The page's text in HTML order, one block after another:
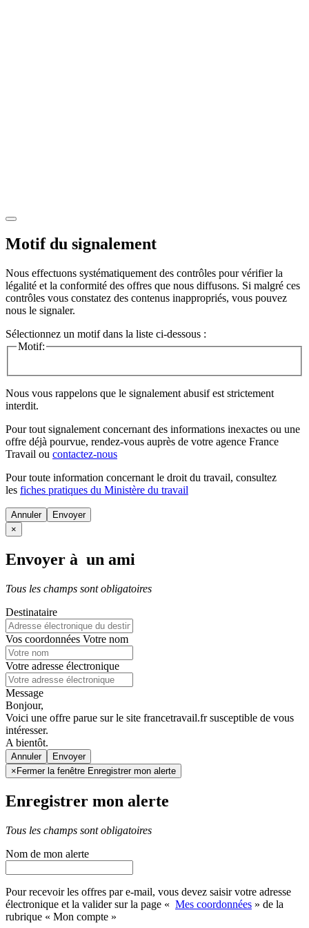
Motif du signalement
Nous effectuons systématiquement des contrôles pour vérifier la
légalité et la conformité des offres que nous diffusons. Si malgré ces
contrôles vous constatez des contenus inappropriés, vous pouvez
nous le signaler.
Sélectionnez un motif dans la liste ci-dessous :
Motif:
Nous vous rappelons que le signalement abusif est strictement
interdit.
Pour tout signalement concernant des informations inexactes ou une
offre déjà pourvue, rendez-vous auprès de votre agence France
Travail ou contactez-nous
Pour toute information concernant le droit du travail, consultez
les fiches pratiques du Ministère du travail
Annuler
×
Envoyer à un ami
Tous les champs sont obligatoires
Destinataire
Vos coordonnées Votre nom
Votre adresse électronique
Message
Bonjour,
Voici une offre parue sur le site francetravail.fr susceptible de vous
intéresser.
A bientôt.
Annuler
× Fermer la fenêtre Enregistrer mon alerte
Enregistrer mon alerte
Tous les champs sont obligatoires
Nom de mon alerte
Pour recevoir les offres par e-mail, vous devez saisir votre adresse
électronique et la valider sur la page « Mes coordonnées » de la
rubrique « Mon compte »